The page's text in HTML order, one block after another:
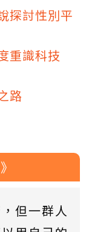
探討性別平
重識科技
路
但一群人